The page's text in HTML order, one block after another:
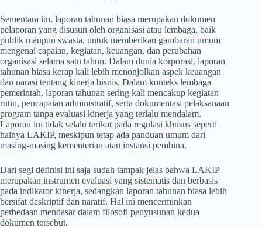
Sementara itu, laporan tahunan biasa merupakan dokumen
pelaporan yang disusun oleh organisasi atau lembaga, baik
publik maupun swasta, untuk memberikan gambaran umum
mengenai capaian, kegiatan, keuangan, dan perubahan
organisasi selama satu tahun. Dalam dunia korporasi, laporan
tahunan biasa kerap kali lebih menonjolkan aspek keuangan
dan narasi tentang kinerja bisnis. Dalam konteks lembaga
pemerintah, laporan tahunan sering kali mencakup kegiatan
rutin, pencapaian administratif, serta dokumentasi pelaksanaan
program tanpa evaluasi kinerja yang terlalu mendalam.
Laporan ini tidak selalu terikat pada regulasi khusus seperti
halnya LAKIP, meskipun tetap ada panduan umum dari
masing-masing kementerian atau instansi pembina.
Dari segi definisi ini saja sudah tampak jelas bahwa LAKIP
merupakan instrumen evaluasi yang sistematis dan berbasis
pada indikator kinerja, sedangkan laporan tahunan biasa lebih
bersifat deskriptif dan naratif. Hal ini mencerminkan
perbedaan mendasar dalam filosofi penyusunan kedua
dokumen tersebut.